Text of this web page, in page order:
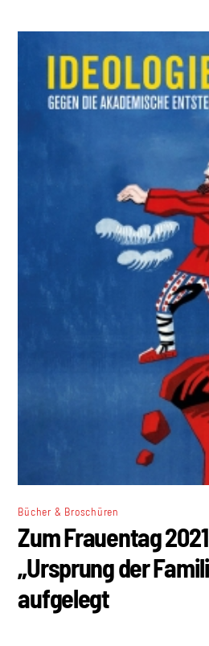
Bücher & Broschüren
Zum Frauentag
„Ursprung der
aufgelegt